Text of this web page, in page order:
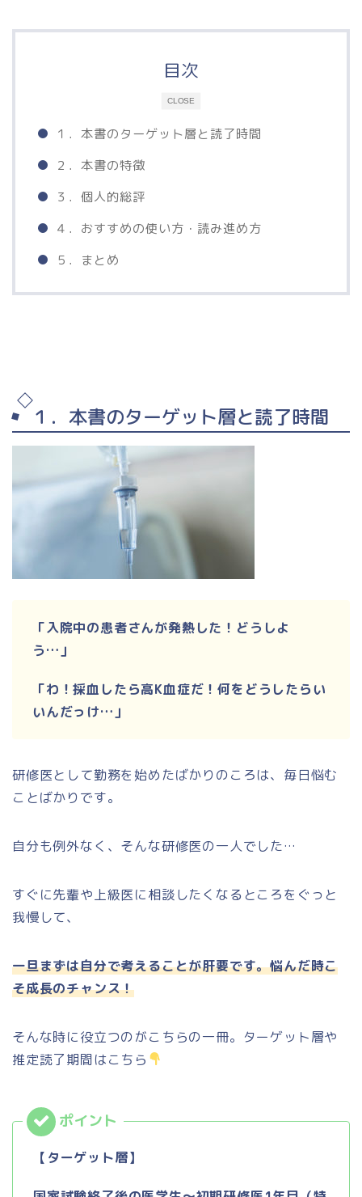
CLOSE
目次
１．本書のターゲット層と読了時間
２．本書の特徴
３．個人的総評
４．おすすめの使い方・読み進め方
５．まとめ
１．本書のターゲット層と読了時間
「入院中の患者さんが発熱した！どうしよ
う…」
「わ！採血したら高K血症だ！何をどうしたらい
いんだっけ…」
研修医として勤務を始めたばかりのころは、毎日悩む
ことばかりです。
自分も例外なく、そんな研修医の一人でした…
すぐに先輩や上級医に相談したくなるところをぐっと
我慢して、
一旦まずは自分で考えることが肝要です。悩んだ時こ
そ成長のチャンス！
そんな時に役立つのがこちらの一冊。ターゲット層や
推定読了期間はこちら
【ターゲット層】